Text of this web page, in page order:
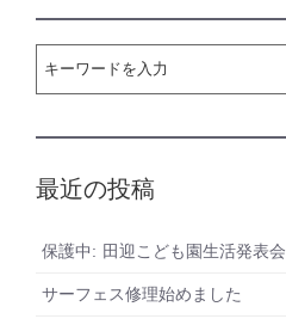
最近の投稿
保護中: 田迎こども園生活発表会
サーフェス修理始めました